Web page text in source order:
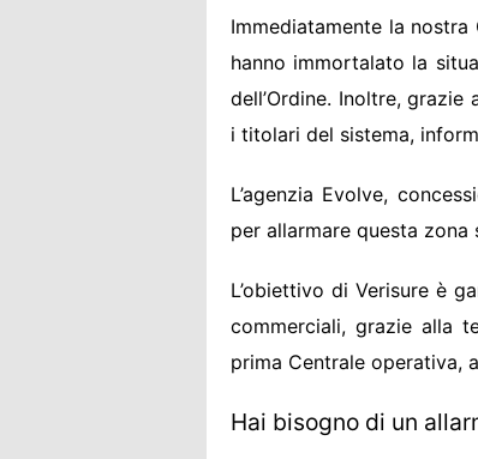
Immediatamente la
hanno immortalato la
dell’Ordine. Inoltre, grazie
i titolari del sistema,
L’agenzia Evolve,
per allarmare questa
L’obiettivo di Verisure è
commerciali, grazie alla
prima Centrale operativa,
Hai bisogno di un